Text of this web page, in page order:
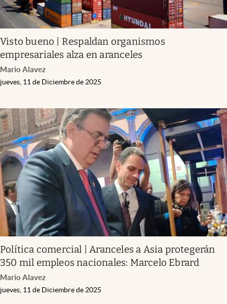
Visto bueno | Respaldan organismos
empresariales alza en aranceles
Mario Alavez
jueves, 11 de Diciembre de 2025
Política comercial | Aranceles a Asia protegerán
350 mil empleos nacionales: Marcelo Ebrard
Mario Alavez
jueves, 11 de Diciembre de 2025